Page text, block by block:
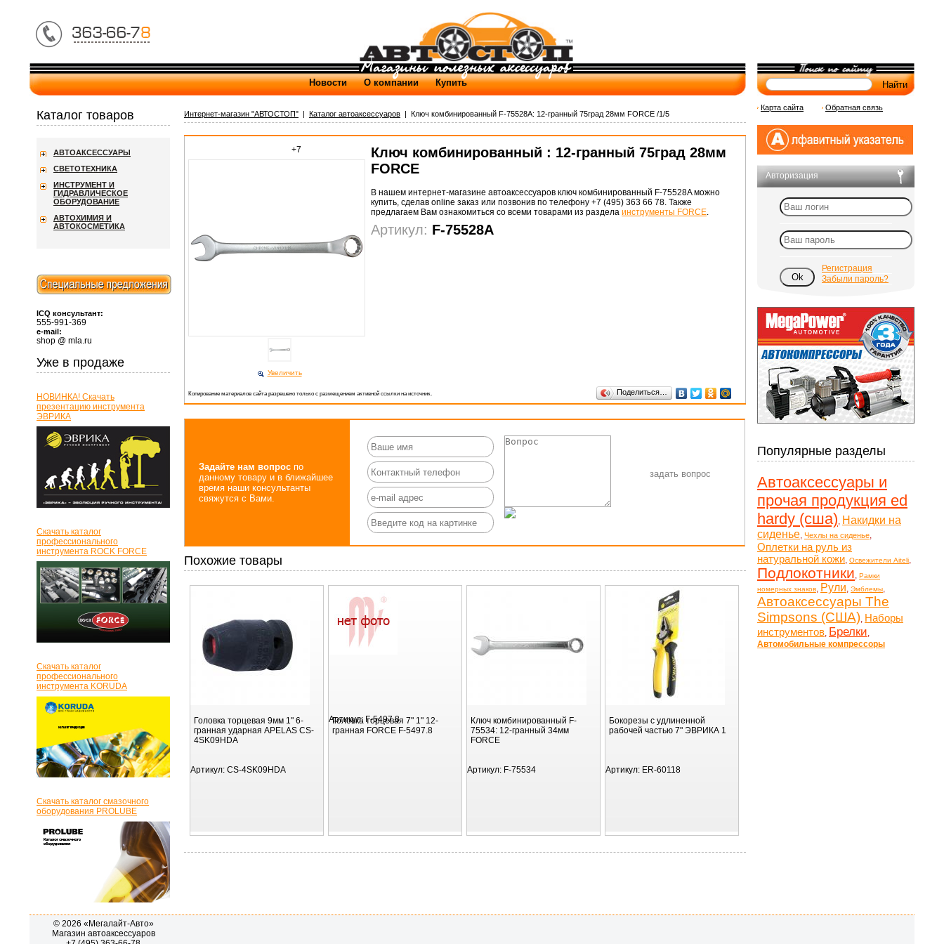
Новости О компании Купить
Интернет-магазин "АВТОСТОП" | Каталог автоаксессуаров | Ключ комбинированный F-75528A: 12-гранный 75град 28мм FORCE /1/5
+7
Увеличить
Ключ комбинированный : 12-гранный 75град 28мм
FORCE
В нашем интернет-магазине автоаксессуаров ключ комбинированный F-75528A можно
купить, сделав online заказ или позвонив по телефону +7 (495) 363 66 78. Также
предлагаем Вам ознакомиться со всеми товарами из раздела инструменты FORCE.
Артикул: F-75528A
Копирование материалов сайта разрешено только с размещением активной ссылки на источник. Поделиться…
Задайте нам вопрос по
данному товару и в ближайшее
время наши консультанты
свяжутся с Вами.
Похожие товары
Головка торцевая 9мм 1" 6-
гранная ударная APELAS CS-
4SK09HDA
Артикул: CS-4SK09HDA
Головка торцевая 7" 1" 12-
гранная FORCE F-5497.8
Артикул: F-5497.8
Ключ комбинированный F-
75534: 12-гранный 34мм
FORCE
Артикул: F-75534
Бокорезы с удлиненной
рабочей частью 7" ЭВРИКА 1
Артикул: ER-60118
Каталог товаров
АВТОАКСЕССУАРЫ
СВЕТОТЕХНИКА
ИНСТРУМЕНТ И
ГИДРАВЛИЧЕСКОЕ
ОБОРУДОВАНИЕ
АВТОХИМИЯ И
АВТОКОСМЕТИКА
ICQ консультант:
555-991-369
e-mail:
shop @ mla.ru
Уже в продаже
НОВИНКА! Скачать
презентацию инструмента
ЭВРИКА
Скачать каталог
профессионального
инструмента ROCK FORCE
Скачать каталог
профессионального
инструмента KORUDA
Скачать каталог смазочного
оборудования PROLUBE
Карта сайта Обратная связь
Авторизация
Регистрация
Забыли пароль?
Популярные разделы
Автоаксессуары и
прочая продукция ed
hardy (сша), Накидки на
сиденье, Чехлы на сиденье,
Оплетки на руль из
натуральной кожи, Освежители Aiteli,
Подлокотники, Рамки
номерных знаков, Рули, Эмблемы,
Автоаксессуары The
Simpsons (США), Наборы
инструментов, Брелки,
Автомобильные компрессоры
© 2026 «Мегалайт-Авто»
Магазин автоаксессуаров